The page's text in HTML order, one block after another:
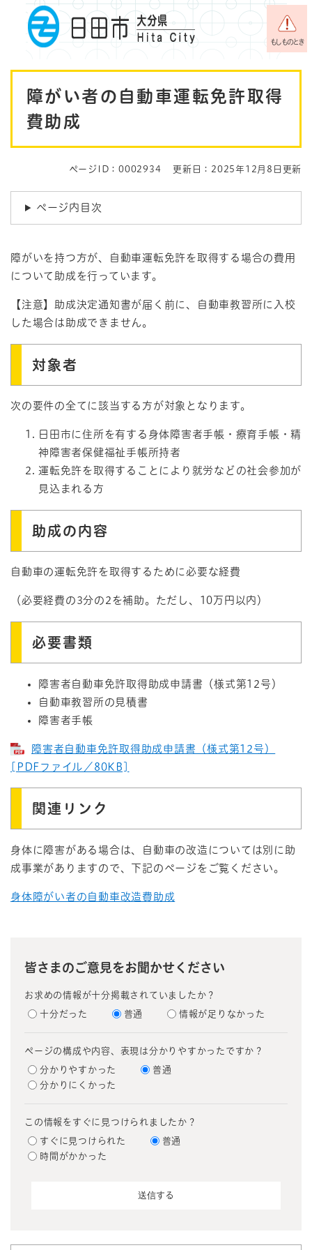
メニューを飛ばして本文へ
もしものとき
障がい者の自動車運転免許取得
費助成
ページID：0002934 更新日：2025年12月8日更新
ページ内目次
障がいを持つ方が、自動車運転免許を取得する場合の費用
について助成を行っています。
【注意】助成決定通知書が届く前に、自動車教習所に入校
した場合は助成できません。
対象者
次の要件の全てに該当する方が対象となります。
日田市に住所を有する身体障害者手帳・療育手帳・精
神障害者保健福祉手帳所持者
運転免許を取得することにより就労などの社会参加が
見込まれる方
助成の内容
自動車の運転免許を取得するために必要な経費
（必要経費の3分の2を補助。ただし、10万円以内）
必要書類
障害者自動車免許取得助成申請書（様式第12号）
自動車教習所の見積書
障害者手帳
障害者自動車免許取得助成申請書（様式第12号）
[PDFファイル／80KB]
関連リンク
身体に障害がある場合は、自動車の改造については別に助
成事業がありますので、下記のページをご覧ください。
身体障がい者の自動車改造費助成
皆さまのご意見をお聞かせください
お求めの情報が十分掲載されていましたか？
十分だった 普通 情報が足りなかった
ページの構成や内容、表現は分かりやすかったですか？
分かりやすかった
普通
分かりにくかった
この情報をすぐに見つけられましたか？
すぐに見つけられた
普通
時間がかかった